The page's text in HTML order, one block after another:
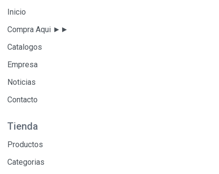
Inicio
Compra Aqui ►►
Catalogos
Empresa
Noticias
Contacto
Tienda
Productos
Categorias